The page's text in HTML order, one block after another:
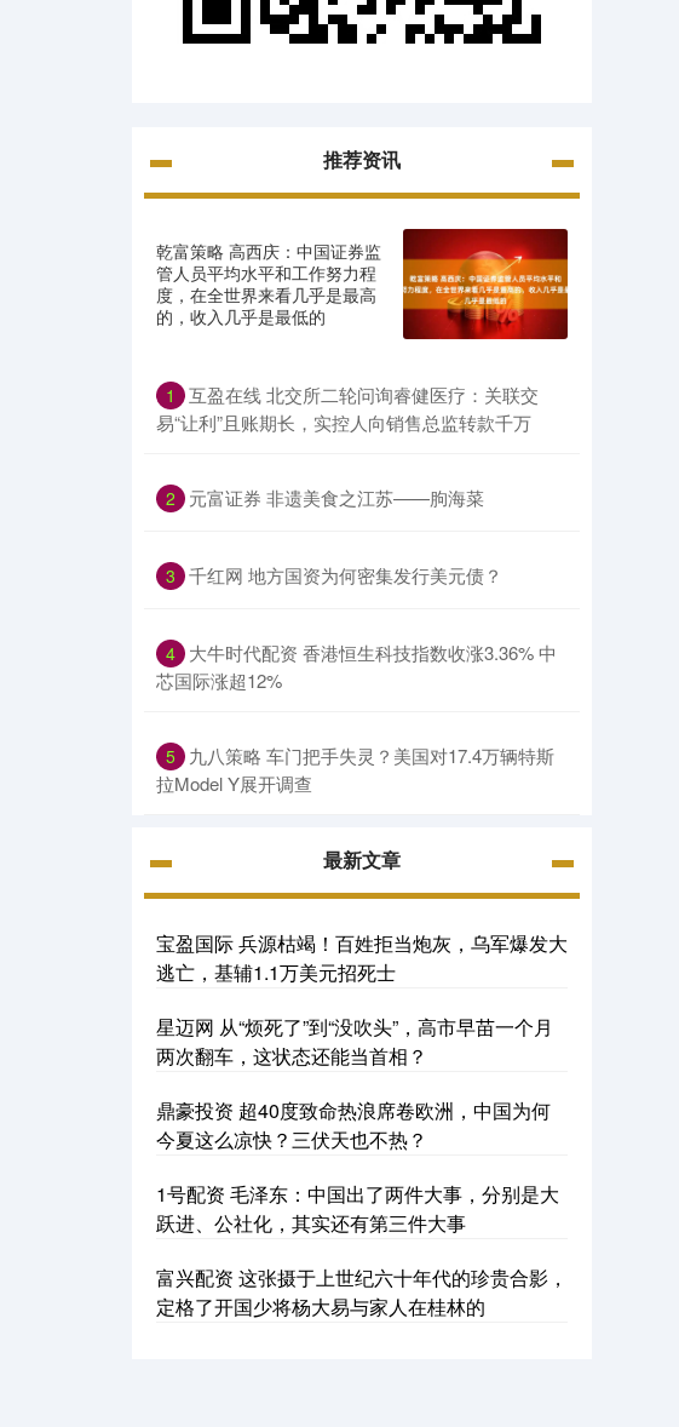
推荐资讯
乾富策略 高西庆：中国证券监
管人员平均水平和工作努力程
度，在全世界来看几乎是最高
的，收入几乎是最低的
1
互盈在线 北交所二轮问询睿健医疗：关联交
易“让利”且账期长，实控人向销售总监转款千万
2 元富证券 非遗美食之江苏——朐海菜
3 千红网 地方国资为何密集发行美元债？
4 大牛时代配资 香港恒生科技指数收涨3.36% 中
芯国际涨超12%
5 九八策略 车门把手失灵？美国对17.4万辆特斯
拉Model Y展开调查
最新文章
宝盈国际 兵源枯竭！百姓拒当炮灰，乌军爆发大
逃亡，基辅1.1万美元招死士
星迈网 从“烦死了”到“没吹头”，高市早苗一个月
两次翻车，这状态还能当首相？
鼎豪投资 超40度致命热浪席卷欧洲，中国为何
今夏这么凉快？三伏天也不热？
1号配资 毛泽东：中国出了两件大事，分别是大
跃进、公社化，其实还有第三件大事
富兴配资 这张摄于上世纪六十年代的珍贵合影，
定格了开国少将杨大易与家人在桂林的